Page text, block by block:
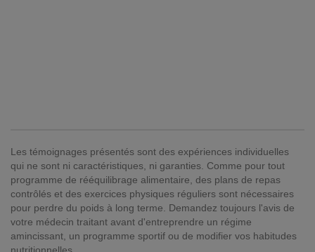
Les témoignages présentés sont des expériences individuelles
qui ne sont ni caractéristiques, ni garanties. Comme pour tout
programme de rééquilibrage alimentaire, des plans de repas
contrôlés et des exercices physiques réguliers sont nécessaires
pour perdre du poids à long terme. Demandez toujours l'avis de
votre médecin traitant avant d'entreprendre un régime
amincissant, un programme sportif ou de modifier vos habitudes